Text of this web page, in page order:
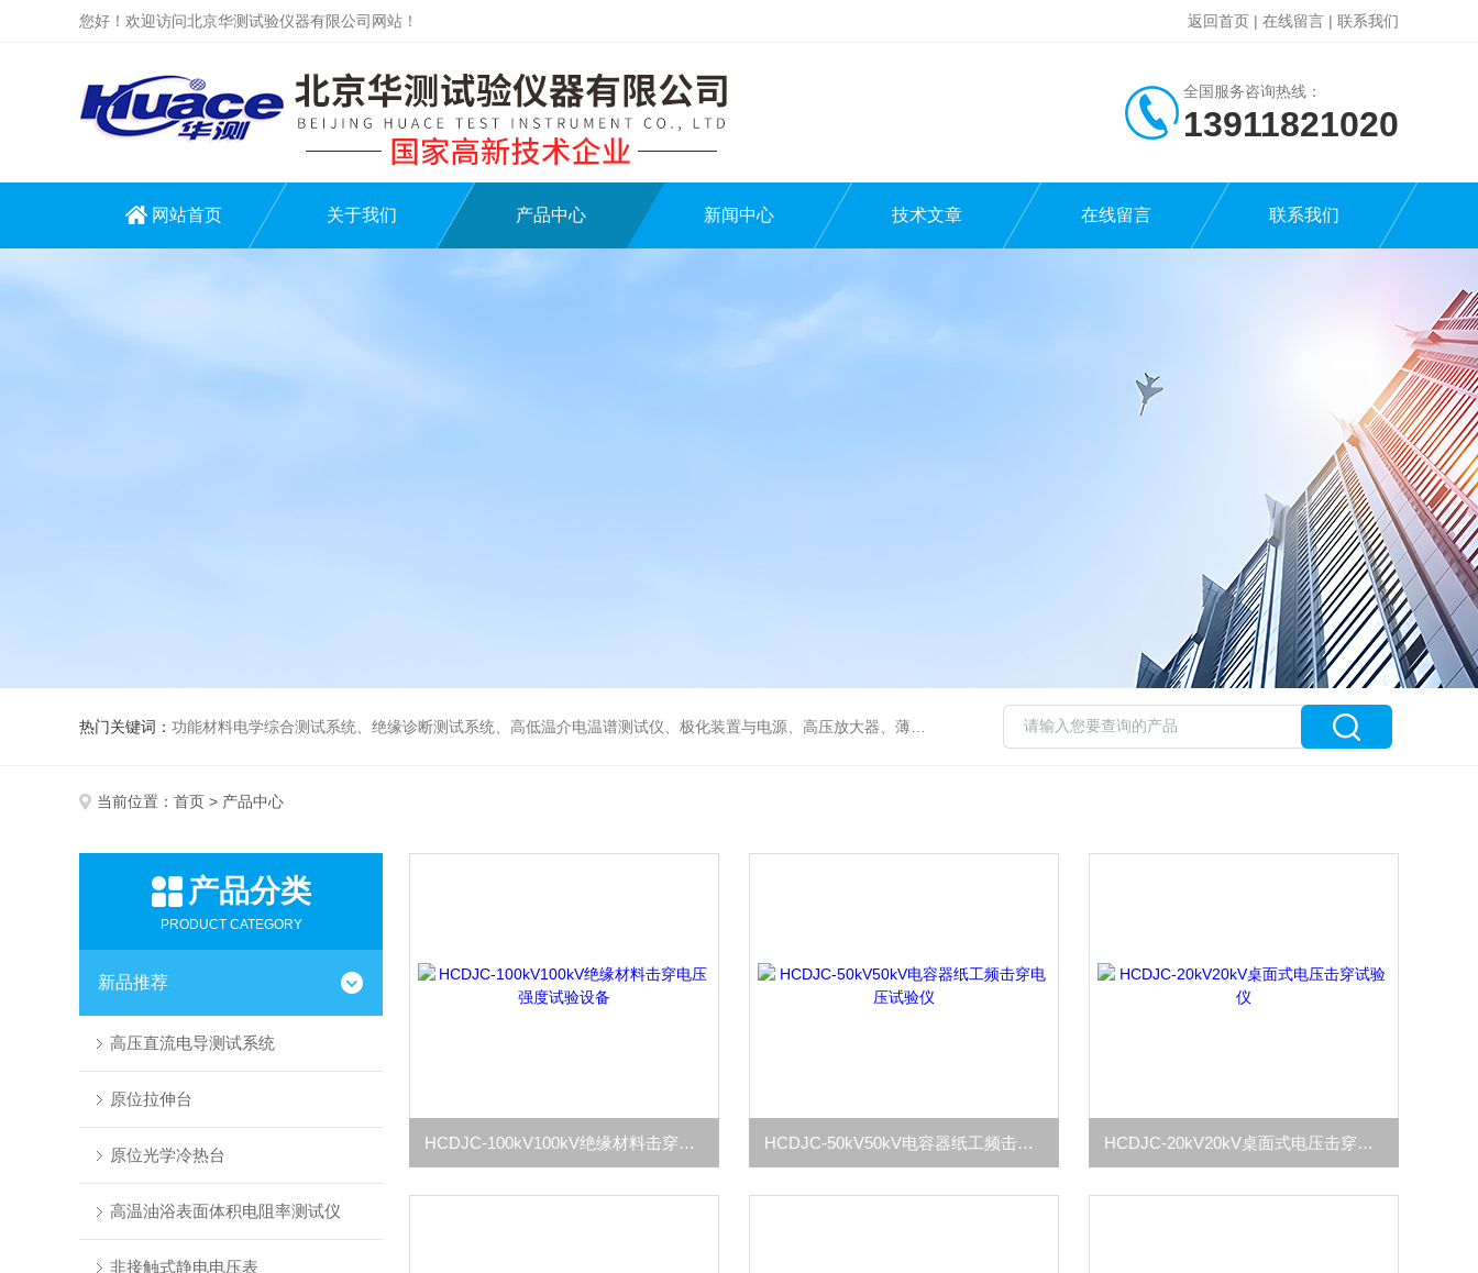
您好！欢迎访问北京华测试验仪器有限公司网站！ 返回首页 | 在线留言 | 联系我们
全国服务咨询热线：
13911821020
网站首页 关于我们 产品中心 新闻中心 技术文章 在线留言 联系我们
热门关键词： 功能材料电学综合测试系统、绝缘诊断测试系统、高低温介电温谱测试仪、极化装置与电源、高压放大器、薄膜极化、高低温冷热台、铁电压电热释电测试仪、绝缘材料电学性能综合测试平台、电击穿强度试验仪、耐电弧试验仪、高压漏电起痕测试仪、储能材料电学测控系统。
当前位置： 首页 > 产品中心
产品分类
PRODUCT CATEGORY
新品推荐
高压直流电导测试系统
原位拉伸台
原位光学冷热台
高温油浴表面体积电阻率测试仪
非接触式静电电压表
HCDJC-100kV100kV绝缘材料击穿电压强度试验设备 HCDJC-50kV50kV电容器纸工频击穿电压试验仪 HCDJC-20kV20kV桌面式电压击穿试验仪